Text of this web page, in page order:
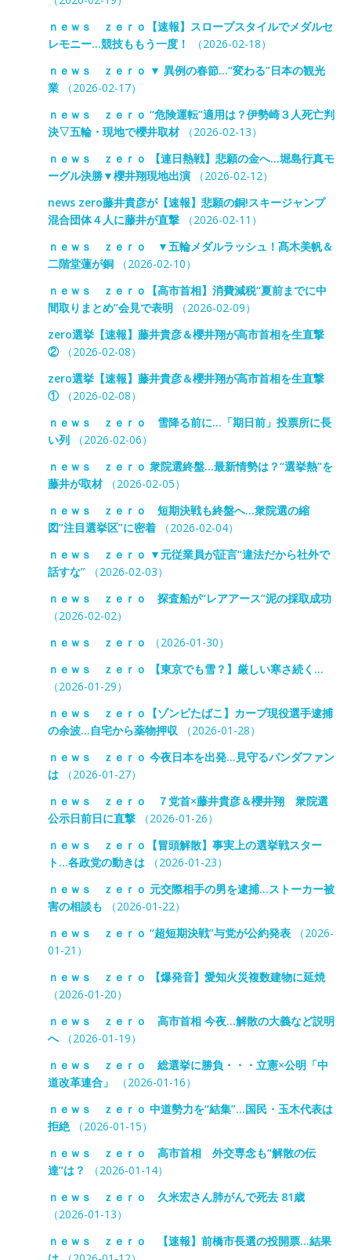
ｎｅｗｓ ｚｅｒｏ【速報】スロープスタイルでメダルセ
レモニー…競技ももう一度！
（2026-02-18）
ｎｅｗｓ ｚｅｒｏ ▼ 異例の春節…“変わる”日本の観光
業（2026-02-17）
ｎｅｗｓ ｚｅｒｏ “危険運転”適用は？伊勢崎３人死亡判
決▽五輪・現地で櫻井取材（2026-02-13）
ｎｅｗｓ ｚｅｒｏ 【連日熱戦】悲願の金へ…堀島行真モ
ーグル決勝▼櫻井翔現地出演（2026-02-12）
news zero藤井貴彦が【速報】悲願の銅!スキージャンプ
混合団体４人に藤井が直撃（2026-02-11）
ｎｅｗｓ ｚｅｒｏ ▼五輪メダルラッシュ！髙木美帆＆
二階堂蓮が銅（2026-02-10）
ｎｅｗｓ ｚｅｒｏ【高市首相】消費減税“夏前までに中
間取りまとめ”会見で表明（2026-02-09）
zero選挙【速報】藤井貴彦＆櫻井翔が高市首相を生直撃
②（2026-02-08）
zero選挙【速報】藤井貴彦＆櫻井翔が高市首相を生直撃
①（2026-02-08）
ｎｅｗｓ ｚｅｒｏ 雪降る前に…「期日前」投票所に長
い列（2026-02-06）
ｎｅｗｓ ｚｅｒｏ 衆院選終盤…最新情勢は？“選挙熱”を
藤井が取材（2026-02-05）
ｎｅｗｓ ｚｅｒｏ 短期決戦も終盤へ…衆院選の縮
図”注目選挙区”に密着（2026-02-04）
ｎｅｗｓ ｚｅｒｏ ▼元従業員が証言“違法だから社外で
話すな”（2026-02-03）
ｎｅｗｓ ｚｅｒｏ 探査船が“レアアース”泥の採取成功
（2026-02-02）
ｎｅｗｓ ｚｅｒｏ
（2026-01-30）
ｎｅｗｓ ｚｅｒｏ 【東京でも雪？】厳しい寒さ続く…
（2026-01-29）
ｎｅｗｓ ｚｅｒｏ【ゾンビたばこ】カープ現役選手逮捕
の余波…自宅から薬物押収 （2026-01-28）
ｎｅｗｓ ｚｅｒｏ 今夜日本を出発…見守るパンダファン
は（2026-01-27）
ｎｅｗｓ ｚｅｒｏ ７党首×藤井貴彦＆櫻井翔 衆院選
公示日前日に直撃（2026-01-26）
ｎｅｗｓ ｚｅｒｏ【冒頭解散】事実上の選挙戦スター
ト…各政党の動きは（2026-01-23）
ｎｅｗｓ ｚｅｒｏ 元交際相手の男を逮捕…ストーカー被
害の相談も （2026-01-22）
ｎｅｗｓ ｚｅｒｏ “超短期決戦”与党が公約発表（2026-
01-21）
ｎｅｗｓ ｚｅｒｏ 【爆発音】愛知火災複数建物に延焼
（2026-01-20）
ｎｅｗｓ ｚｅｒｏ 高市首相 今夜…解散の大義など説明
へ（2026-01-19）
ｎｅｗｓ ｚｅｒｏ 総選挙に勝負・・・立憲×公明「中
道改革連合」
（2026-01-16）
ｎｅｗｓ ｚｅｒｏ 中道勢力を“結集”…国民・玉木代表は
拒絶（2026-01-15）
ｎｅｗｓ ｚｅｒｏ 高市首相 外交専念も“解散の伝
達”は？
（2026-01-14）
ｎｅｗｓ ｚｅｒｏ 久米宏さん肺がんで死去 81歳
（2026-01-13）
ｎｅｗｓ ｚｅｒｏ 【速報】前橋市長選の投開票…結果